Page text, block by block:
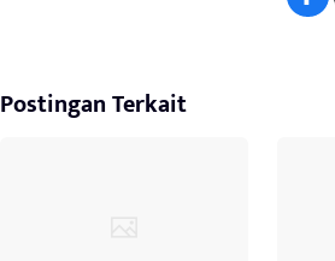
Postingan Terkait